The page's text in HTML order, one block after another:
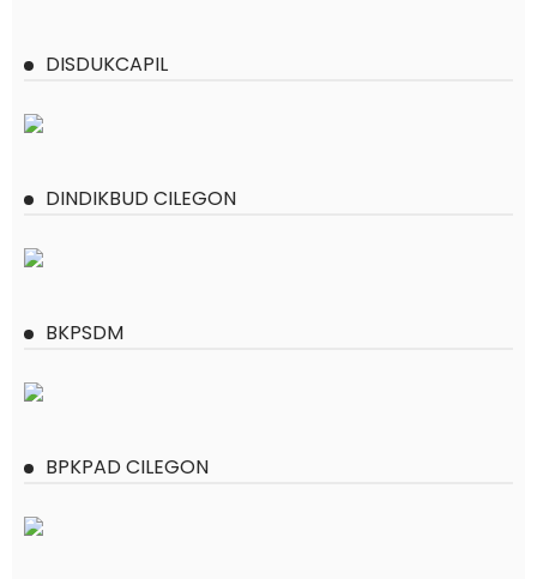
DISDUKCAPIL
DINDIKBUD CILEGON
BKPSDM
BPKPAD CILEGON